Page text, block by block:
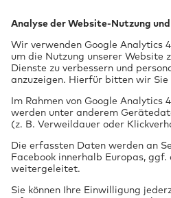
Jetzt anmelden
Prüfung
vor Ort